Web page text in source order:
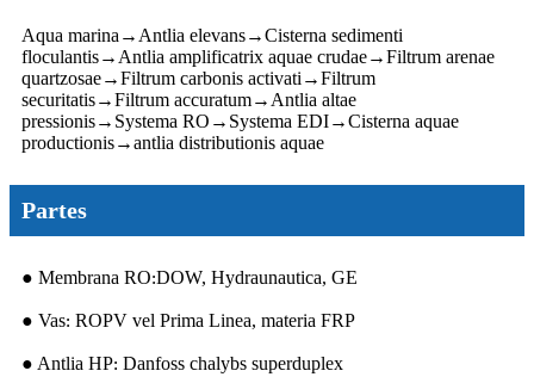
Aqua marina→Antlia elevans→Cisterna sedimenti
floculantis→Antlia amplificatrix aquae crudae→Filtrum arenae
quartzosae→Filtrum carbonis activati→Filtrum
securitatis→Filtrum accuratum→Antlia altae
pressionis→ Systema RO → Systema EDI→Cisterna aquae
productionis→antlia distributionis aquae
Partes
● Membrana RO:DOW, Hydraunautica, GE
● Vas: ROPV vel Prima Linea, materia FRP
● Antlia HP: Danfoss chalybs superduplex